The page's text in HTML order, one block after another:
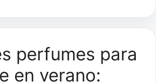
perfumes para
en verano: